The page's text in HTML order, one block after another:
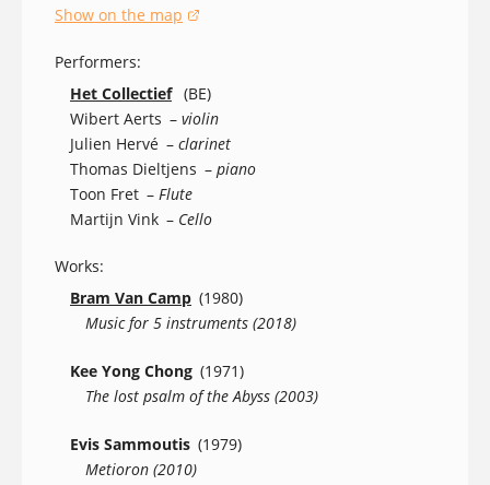
Show on the map
(opens in a new window)
Performers:
Het Collectief (BE)
Wibert Aerts – violin
Julien Hervé – clarinet
Thomas Dieltjens – piano
Toon Fret – Flute
Martijn Vink – Cello
Works:
Bram Van Camp (1980)
Music for 5 instruments (2018)
Kee Yong Chong (1971)
The lost psalm of the Abyss (2003)
Evis Sammoutis (1979)
Metioron (2010)